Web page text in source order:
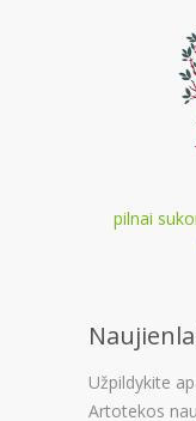
pilnai
Užpildykite
Artotekos